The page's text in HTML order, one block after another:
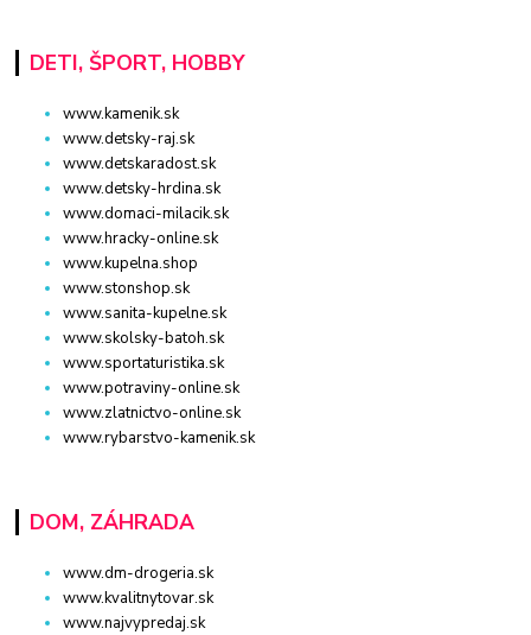
DETI, ŠPORT, HOBBY
www.kamenik.sk
www.detsky-raj.sk
www.detskaradost.sk
www.detsky-hrdina.sk
www.domaci-milacik.sk
www.hracky-online.sk
www.kupelna.shop
www.stonshop.sk
www.sanita-kupelne.sk
www.skolsky-batoh.sk
www.sportaturistika.sk
www.potraviny-online.sk
www.zlatnictvo-online.sk
www.rybarstvo-kamenik.sk
DOM, ZÁHRADA
www.dm-drogeria.sk
www.kvalitnytovar.sk
www.najvypredaj.sk